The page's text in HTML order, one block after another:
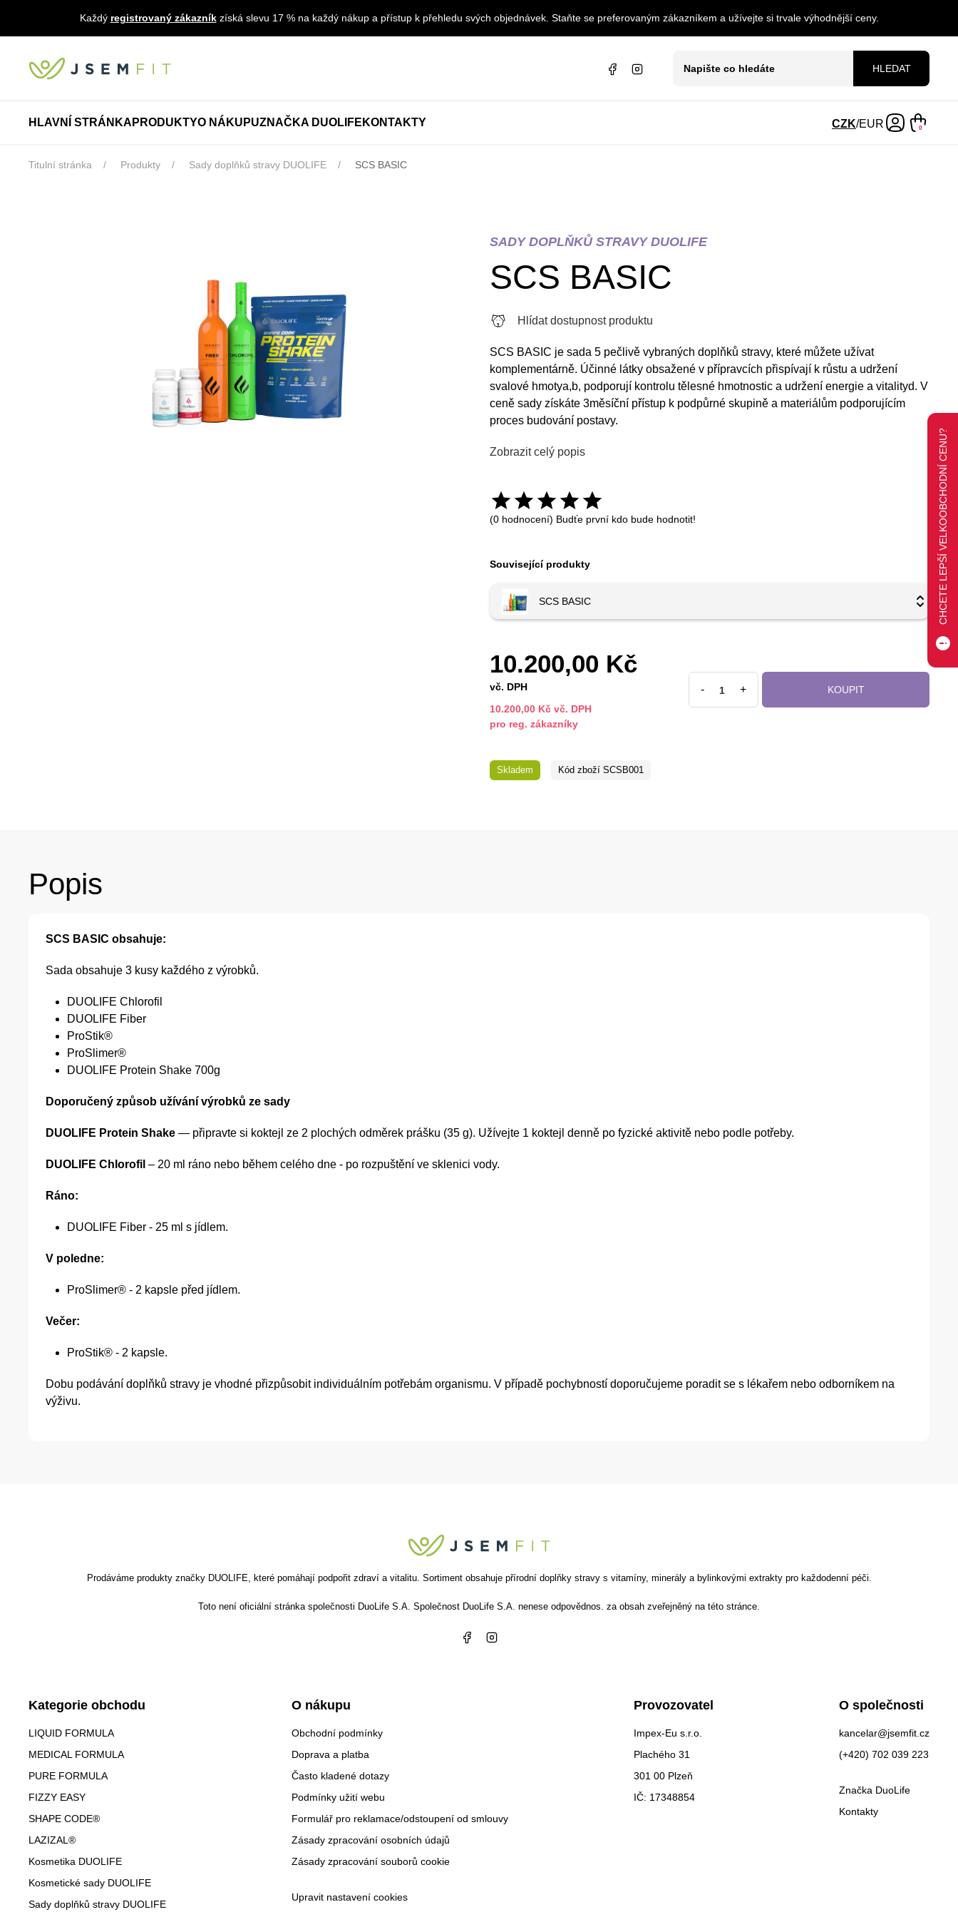
Každý registrovaný zákazníkzíská slevu 17 % na každý nákup a přístup k přehledu svých objednávek. Staňte se preferovaným zákazníkem a užívejte si trvale výhodnější ceny.
HLEDAT
HLAVNÍ STRÁNKA PRODUKTYO NÁKUPUZNAČKA DUOLIFE KONTAKTY CZK/EUR 0
Titulní stránka Produkty Sady doplňků stravy DUOLIFE SCS BASIC
SADY DOPLŇKŮ STRAVY DUOLIFE
SCS BASIC
Hlídat dostupnost produktu
SCS BASIC je sada 5 pečlivě vybraných doplňků stravy, které můžete užívat
komplementárně. Účinné látky obsažené v přípravcích přispívají k růstu a udržení
svalové hmotya,b, podporují kontrolu tělesné hmotnostic a udržení energie a vitalityd. V
ceně sady získáte 3měsíční přístup k podpůrné skupině a materiálům podporujícím
proces budování postavy.
Zobrazit celý popis
(0 hodnocení) Budťe první kdo bude hodnotit!
Související produkty
SCS BASIC
10.200,00 Kč
vč. DPH
10.200,00 Kč vč. DPH
pro reg. zákazníky
- + KOUPIT
Skladem Kód zboží SCSB001
Popis
SCS BASIC obsahuje:
Sada obsahuje 3 kusy každého z výrobků.
DUOLIFE Chlorofil
DUOLIFE Fiber
ProStik®
ProSlimer®
DUOLIFE Protein Shake 700g
Doporučený způsob užívání výrobků ze sady
DUOLIFE Protein Shake — připravte si koktejl ze 2 plochých odměrek prášku (35 g). Užívejte 1 koktejl denně po fyzické aktivitě nebo podle potřeby.
DUOLIFE Chlorofil – 20 ml ráno nebo během celého dne - po rozpuštění ve sklenici vody.
Ráno:
DUOLIFE Fiber - 25 ml s jídlem.
V poledne:
ProSlimer® - 2 kapsle před jídlem.
Večer:
ProStik® - 2 kapsle.
Dobu podávání doplňků stravy je vhodné přizpůsobit individuálním potřebám organismu. V případě pochybností doporučujeme poradit se s lékařem nebo odborníkem na
výživu.
Prodáváme produkty značky DUOLIFE, které pomáhají podpořit zdraví a vitalitu. Sortiment obsahuje přírodní doplňky stravy s vitamíny, minerály a bylinkovými extrakty pro každodenní péči.
Toto není oficiální stránka společnosti DuoLife S.A. Společnost DuoLife S.A. nenese odpovědnos. za obsah zveřejněný na této stránce.
Kategorie obchodu
LIQUID FORMULA
MEDICAL FORMULA
PURE FORMULA
FIZZY EASY
SHAPE CODE®
LAZIZAL®
Kosmetika DUOLIFE
Kosmetické sady DUOLIFE
Sady doplňků stravy DUOLIFE
O nákupu
Obchodní podmínky
Doprava a platba
Často kladené dotazy
Podmínky užití webu
Formulář pro reklamace/odstoupení od smlouvy
Zásady zpracování osobních údajů
Zásady zpracování souborů cookie
Upravit nastavení cookies
Provozovatel
Impex-Eu s.r.o.
Plachého 31
301 00 Plzeň
IČ: 17348854
O společnosti
kancelar@jsemfit.cz
(+420) 702 039 223
Značka DuoLife
Kontakty
CHCETE LEPŠÍ VELKOOBCHODNÍ CENU?